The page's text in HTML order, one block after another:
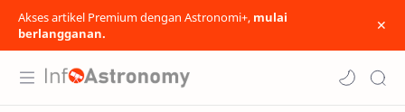
Akses artikel Premium dengan Astronomi+, mulai
berlangganan.